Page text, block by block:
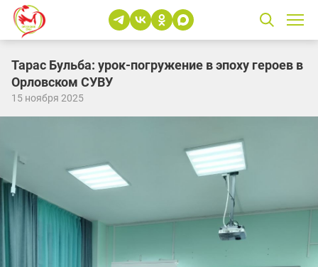
Тарас Бульба: урок-погружение в эпоху героев в
Орловском СУВУ
15 ноября 2025